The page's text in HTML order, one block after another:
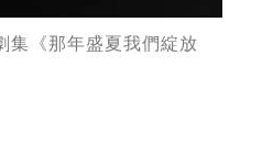
集《那年盛夏我們綻放